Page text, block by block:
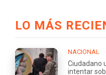
LO MÁS
NACIONAL
Ciudadano
intentar